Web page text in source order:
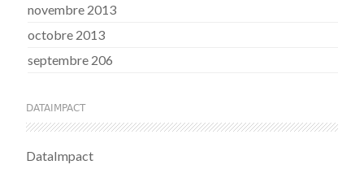
novembre 2013
octobre 2013
septembre 206
DATAIMPACT
DataImpact